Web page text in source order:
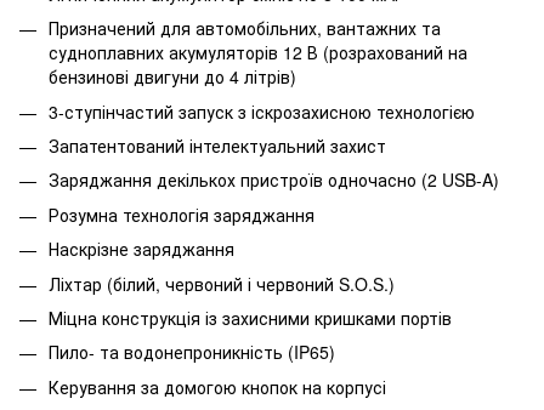
Призначений для автомобільних, вантажних та
судноплавних акумуляторів 12 В (розрахований на
бензинові двигуни до 4 літрів)
3-ступінчастий запуск з іскрозахисною технологією
Запатентований інтелектуальний захист
Заряджання декількох пристроїв одночасно (2 USB-A)
Розумна технологія заряджання
Наскрізне заряджання
Ліхтар (білий, червоний і червоний S.O.S.)
Міцна конструкція із захисними кришками портів
Пило- та водонепроникність (IP65)
Керування за домогою кнопок на корпусі